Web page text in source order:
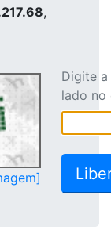
,
Digite
lado no